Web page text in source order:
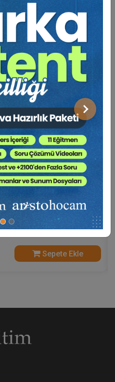
Sonraki
Sadece 5490 TL / Yıllık
Sorunlar - XIII.
- I. Oturum Video
Sepete Ekle